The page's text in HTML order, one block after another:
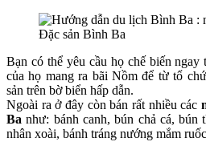
Đặc sản Bình Ba
Bạn có thể yêu cầu họ chế biến
của họ mang ra bãi Nồm để từ tổ
sản trên bờ biển hấp dẫn.
Ngoài ra ở đây còn bán rất nhiều các
Ba như: bánh canh, bún chả cá, bún
nhân xoài, bánh tráng nướng mắm